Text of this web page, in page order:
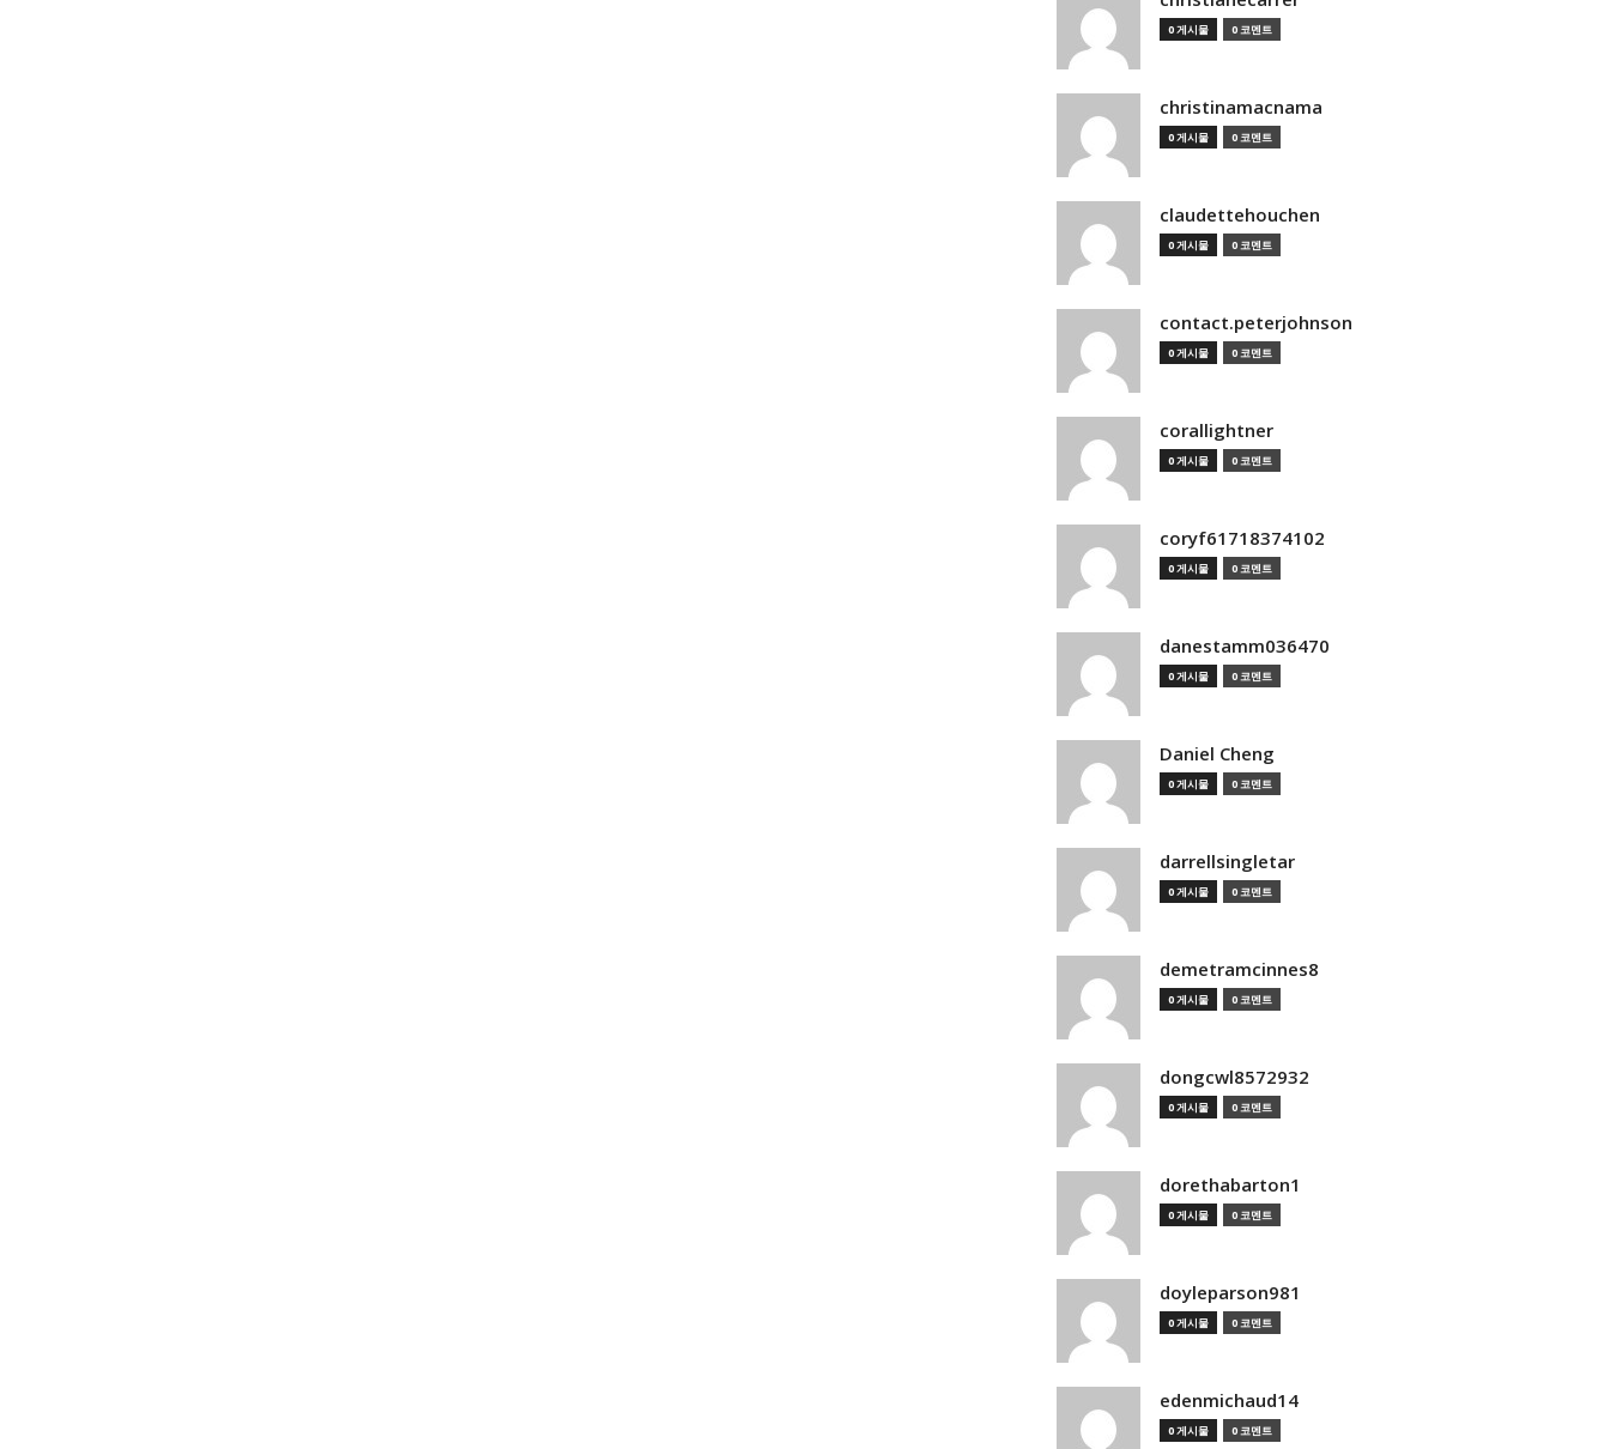
0 게시물 0 코멘트
christinamacnama
0 게시물 0 코멘트
claudettehouchen
0 게시물 0 코멘트
contact.peterjohnson
0 게시물 0 코멘트
corallightner
0 게시물 0 코멘트
coryf61718374102
0 게시물 0 코멘트
danestamm036470
0 게시물 0 코멘트
Daniel Cheng
0 게시물 0 코멘트
darrellsingletar
0 게시물 0 코멘트
demetramcinnes8
0 게시물 0 코멘트
dongcwl8572932
0 게시물 0 코멘트
dorethabarton1
0 게시물 0 코멘트
doyleparson981
0 게시물 0 코멘트
edenmichaud14
0 게시물 0 코멘트